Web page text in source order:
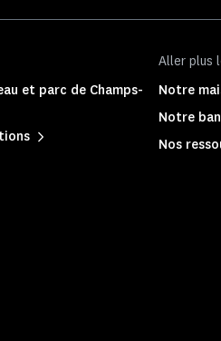
et parc de Champs-
Aller plus
Notre
Notre
Nos